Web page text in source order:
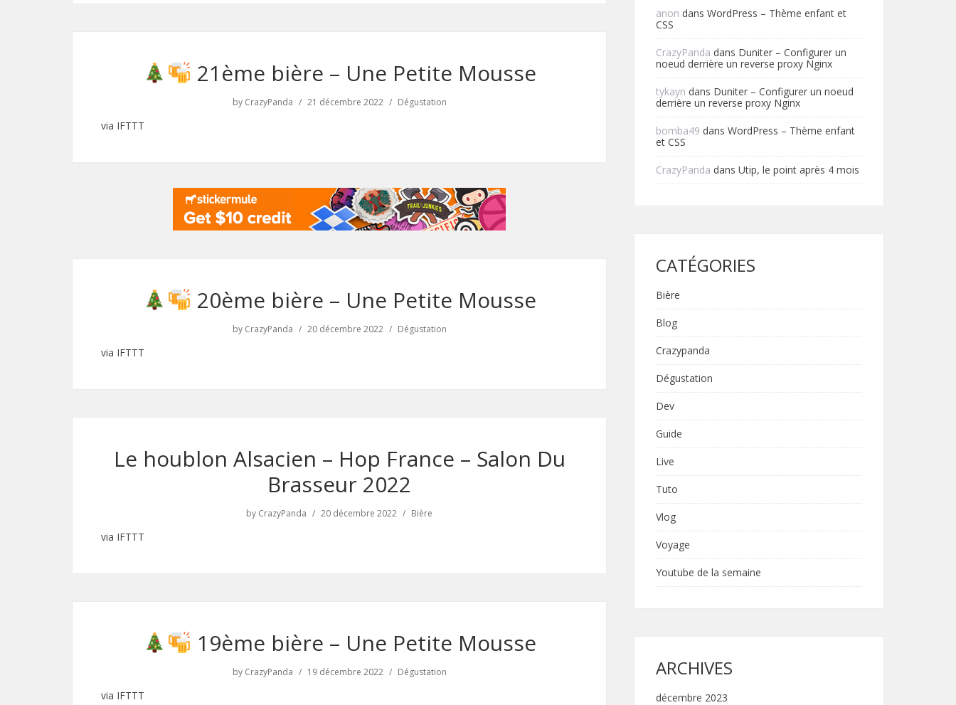
21ème bière – Une Petite Mousse
by CrazyPanda 21 décembre 2022 Dégustation
via IFTTT
20ème bière – Une Petite Mousse
by CrazyPanda 20 décembre 2022 Dégustation
via IFTTT
Le houblon Alsacien – Hop France – Salon Du
Brasseur 2022
by CrazyPanda 20 décembre 2022 Bière
via IFTTT
19ème bière – Une Petite Mousse
by CrazyPanda 19 décembre 2022 Dégustation
via IFTTT
anon dans WordPress – Thème enfant et
CSS
CrazyPanda dans Duniter – Configurer un
noeud derrière un reverse proxy Nginx
tykayn dans Duniter – Configurer un noeud
derrière un reverse proxy Nginx
bomba49 dans WordPress – Thème enfant
et CSS
CrazyPanda dans Utip, le point après 4 mois
CATÉGORIES
Bière
Blog
Crazypanda
Dégustation
Dev
Guide
Live
Tuto
Vlog
Voyage
Youtube de la semaine
ARCHIVES
décembre 2023